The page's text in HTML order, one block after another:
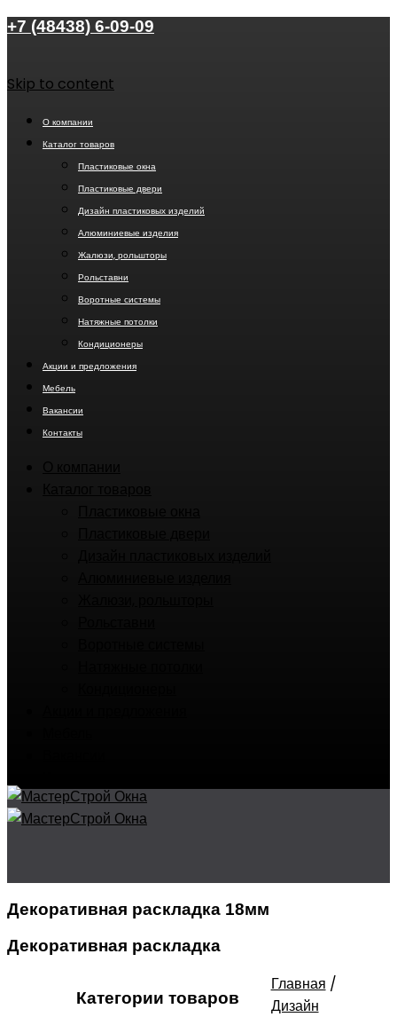
+7 (48438) 6-09-09
Skip to content
О компании
Каталог товаров
Пластиковые окна
Пластиковые двери
Дизайн пластиковых изделий
Алюминиевые изделия
Жалюзи, рольшторы
Рольставни
Воротные системы
Натяжные потолки
Кондиционеры
Акции и предложения
Мебель
Вакансии
Контакты
Декоративная раскладка 18мм
Декоративная раскладка
Категории товаров
Главная /
Дизайн